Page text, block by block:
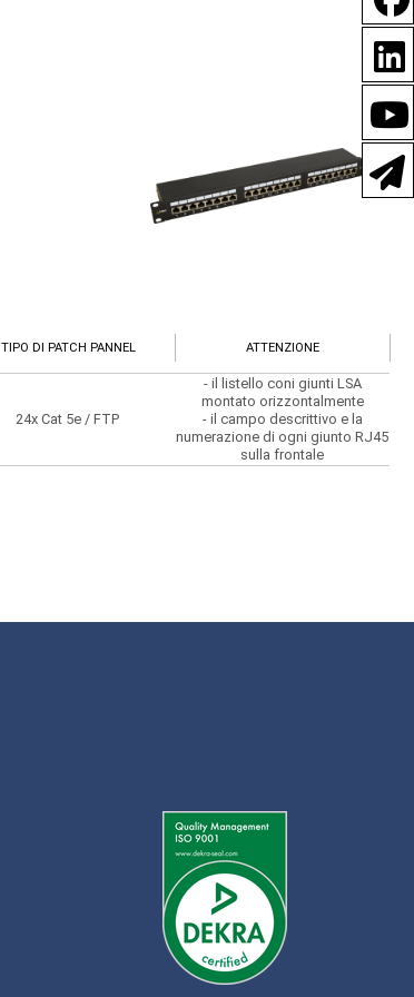
TIPO DI PATCH PANNEL ATTENZIONE
24x Cat 5e / FTP
- il listello coni giunti LSA
montato orizzontalmente
- il campo descrittivo e la
numerazione di ogni giunto RJ45
sulla frontale